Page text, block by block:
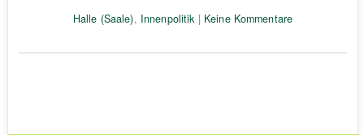
Halle (Saale), Innenpolitik | Keine Kommentare